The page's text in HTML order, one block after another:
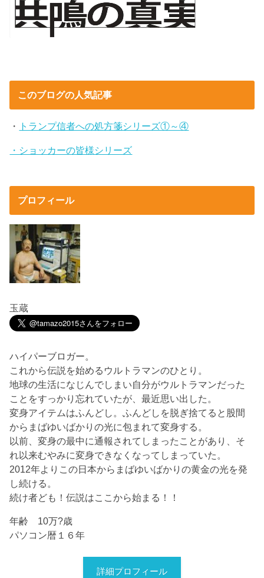
このブログの人気記事
・ トランプ信者への処方箋シリーズ①～④
・ショッカーの皆様シリーズ
プロフィール
玉蔵
ハイパーブロガー。
これから伝説を始めるウルトラマンのひとり。
地球の生活になじんでしまい自分がウルトラマンだった
ことをすっかり忘れていたが、最近思い出した。
変身アイテムはふんどし。ふんどしを脱ぎ捨てると股間
からまばゆいばかりの光に包まれて変身する。
以前、変身の最中に通報されてしまったことがあり、そ
れ以来むやみに変身できなくなってしまっていた。
2012年よりこの日本からまばゆいばかりの黄金の光を発
し続ける。
続け者ども！伝説はここから始まる！！
年齢 10万?歳
パソコン暦１６年
詳細プロフィール